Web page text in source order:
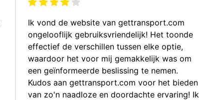
Ik vond de website van gettransport.com
ongelooflijk gebruiksvriendelijk! Het toonde
effectief de verschillen tussen elke optie,
waardoor het voor mij gemakkelijk was om
een geïnformeerde beslissing te nemen.
Kudos aan gettransport.com voor het bieden
van zo'n naadloze en doordachte ervaring! Ik